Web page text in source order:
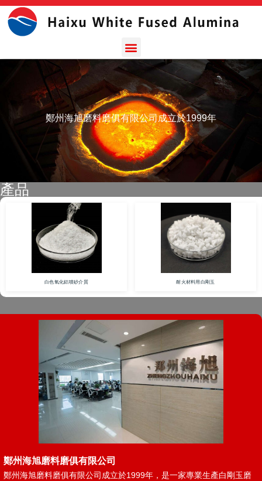
鄭州海旭磨料磨俱有限公司成立於1999年
產品
白色氧化鋁噴砂介質 耐火材料用白剛玉
鄭州海旭磨料磨俱有限公司
鄭州海旭磨料磨俱有限公司成立於1999年，是一家專業生產白剛玉磨